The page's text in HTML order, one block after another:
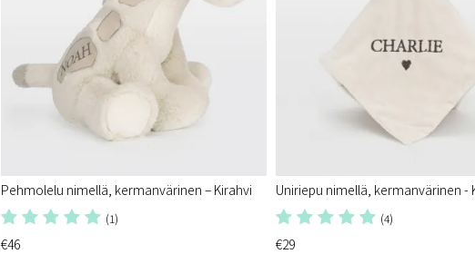
Pehmolelu nimellä, kermanvärinen – Kirahvi
(1)
€46
Uniriepu nimellä, kermanvärinen -
(4)
€29